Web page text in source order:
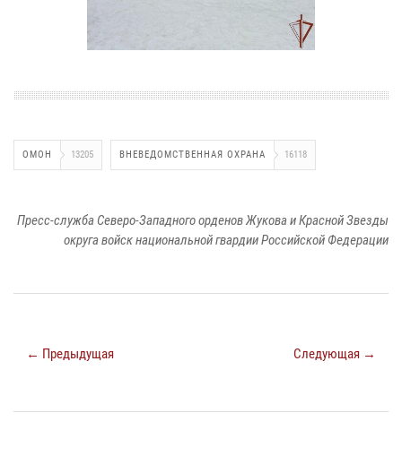
ОМОН 13205 ВНЕВЕДОМСТВЕННАЯ ОХРАНА 16118
Пресс-служба Северо-Западного орденов Жукова и Красной Звезды
округа войск национальной гвардии Российской Федерации
← Предыдущая Следующая →